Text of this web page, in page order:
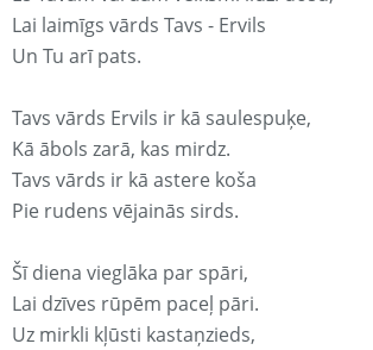
Lai laimīgs vārds Tavs - Ervils
Un Tu arī pats.
Tavs vārds Ervils ir kā saulespuķe,
Kā ābols zarā, kas mirdz.
Tavs vārds ir kā astere koša
Pie rudens vējainās sirds.
Šī diena vieglāka par spāri,
Lai dzīves rūpēm paceļ pāri.
Uz mirkli kļūsti kastaņzieds,